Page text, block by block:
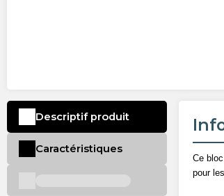
Ce
pour
Descriptif produit
Caractéristiques